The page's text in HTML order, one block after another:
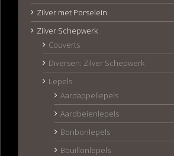
Zilver met Porselein
Zilver Schepwerk
Couverts
Diversen: Zilver Schepwerk
Lepels
Aardappellepels
Aardbeienlepels
Bonbonlepels
Bouillonlepels